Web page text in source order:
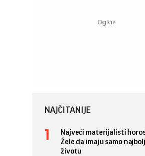
NAJČITANIJE
Najveći materijalisti
Žele da imaju samo
životu